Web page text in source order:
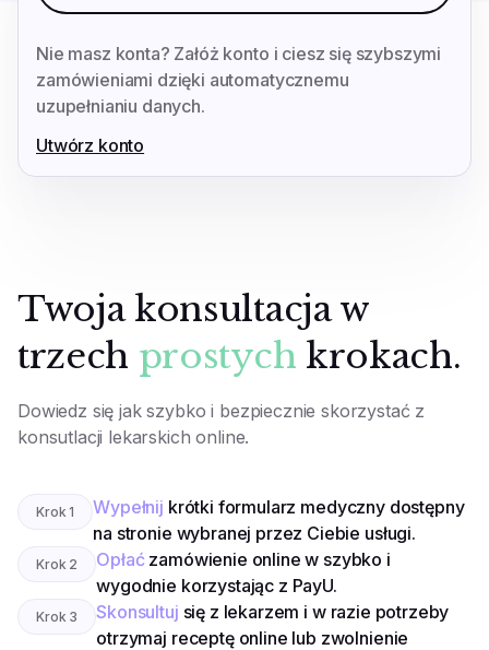
Nie masz konta? Załóż konto i ciesz się szybszymi
zamówieniami dzięki automatycznemu
uzupełnianiu danych.
Utwórz konto
Twoja konsultacja w
trzech prostych krokach.
Dowiedz się jak szybko i bezpiecznie skorzystać z
konsutlacji lekarskich online.
Krok1 Wypełnij krótki formularz medyczny dostępny
na stronie wybranej przez Ciebie usługi.
Krok 2 Opłaćzamówienie online w szybko i
wygodnie korzystając z PayU.
Krok 3 Skonsultuj się z lekarzem i w razie potrzeby
otrzymaj receptę online lub zwolnienie